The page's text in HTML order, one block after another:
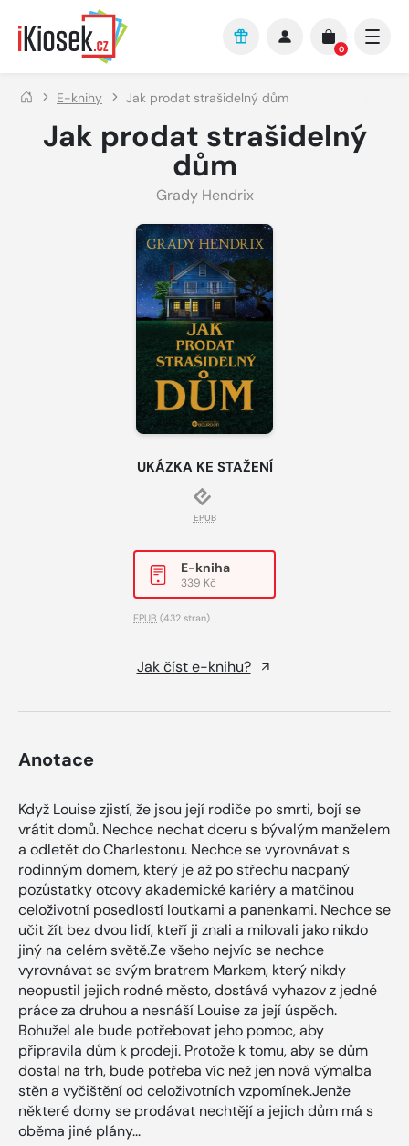
Přejít na hlavní obsah
0
E-knihy Jak prodat strašidelný dům
Jak prodat strašidelný
dům
Grady Hendrix
UKÁZKA KE STAŽENÍ
EPUB
E-kniha
339 Kč
EPUB (432 stran)
Jak číst e-knihu?
Anotace
Když Louise zjistí, že jsou její rodiče po smrti, bojí se
vrátit domů. Nechce nechat dceru s bývalým manželem
a odletět do Charlestonu. Nechce se vyrovnávat s
rodinným domem, který je až po střechu nacpaný
pozůstatky otcovy akademické kariéry a matčinou
celoživotní posedlostí loutkami a panenkami. Nechce se
učit žít bez dvou lidí, kteří ji znali a milovali jako nikdo
jiný na celém světě.Ze všeho nejvíc se nechce
vyrovnávat se svým bratrem Markem, který nikdy
neopustil jejich rodné město, dostává vyhazov z jedné
práce za druhou a nesnáší Louise za její úspěch.
Bohužel ale bude potřebovat jeho pomoc, aby
připravila dům k prodeji. Protože k tomu, aby se dům
dostal na trh, bude potřeba víc než jen nová výmalba
stěn a vyčištění od celoživotních vzpomínek.Jenže
některé domy se prodávat nechtějí a jejich dům má s
oběma jiné plány...